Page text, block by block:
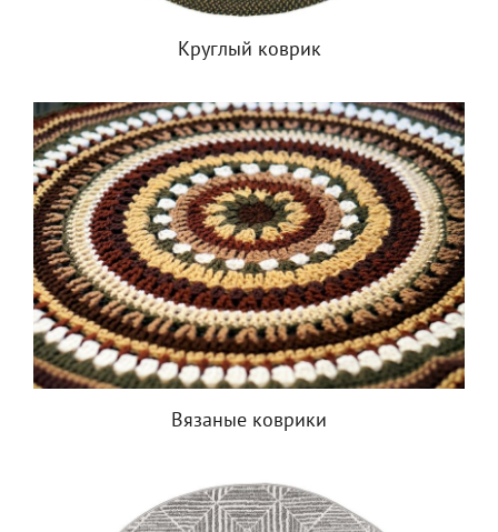
Круглый коврик
Вязаные коврики